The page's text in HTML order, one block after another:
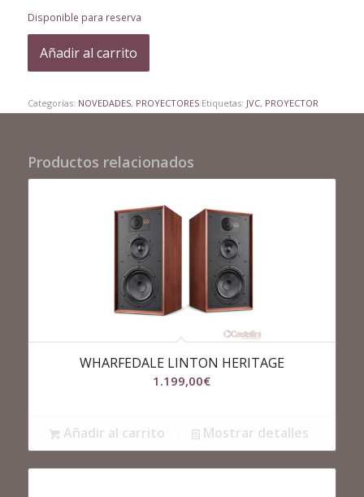
Disponible para reserva
Añadir al carrito
Categorías: NOVEDADES, PROYECTORES Etiquetas: JVC, PROYECTOR
Productos relacionados
WHARFEDALE LINTON HERITAGE
1.199,00€
Añadir al carrito Mostrar detalles